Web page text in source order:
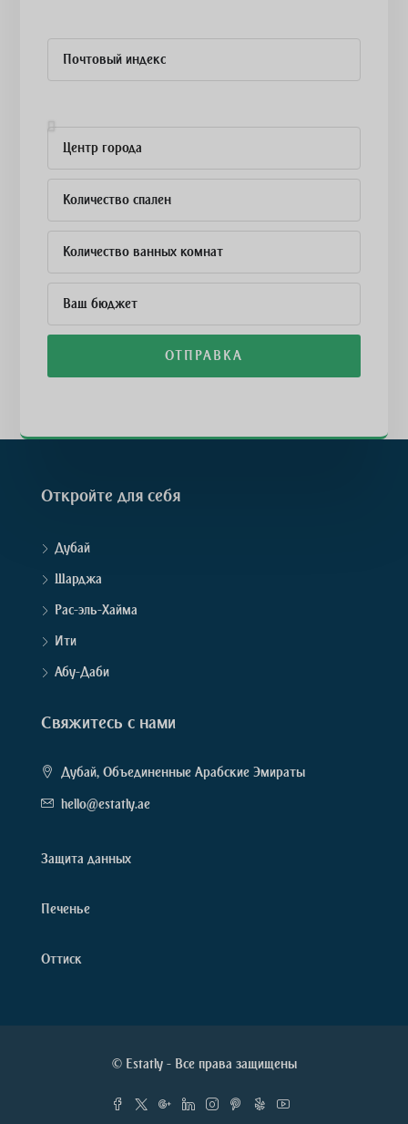
ОТПРАВКА
Откройте для себя
Дубай
Шарджа
Рас-эль-Хайма
Ити
Абу-Даби
Свяжитесь с нами
Дубай, Объединенные Арабские Эмираты
hello@estatly.ae
Защита данных
Печенье
Оттиск
© Estatly - Все права защищены